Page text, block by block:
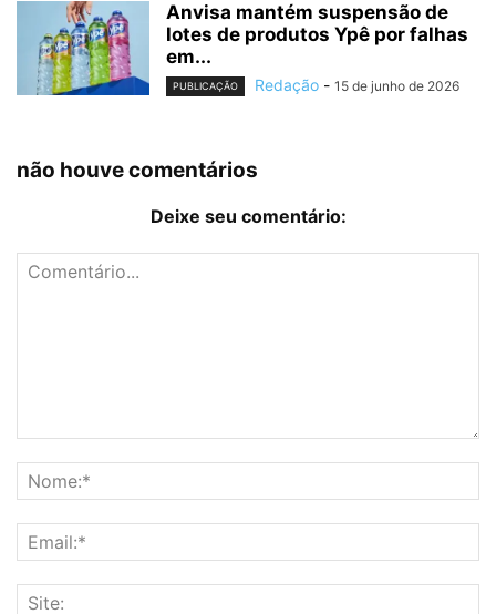
Anvisa mantém suspensão de
lotes de produtos Ypê por falhas
em...
PUBLICAÇÃO Redação - 15 de junho de 2026
não houve comentários
Deixe seu comentário: